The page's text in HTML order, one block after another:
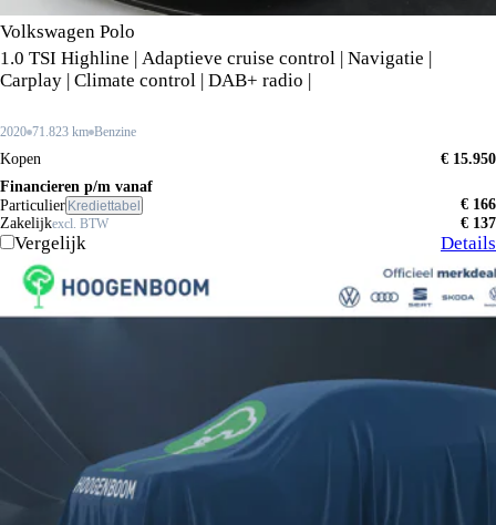
Volkswagen Polo
1.0 TSI Highline | Adaptieve cruise control | Navigatie |
Carplay | Climate control | DAB+ radio |
2020 71.823 km Benzine
Kopen
€ 15.950
Financieren p/m vanaf
Particulier Krediettabel
€ 166
Zakelijkexcl. BTW € 137
Vergelijk Details